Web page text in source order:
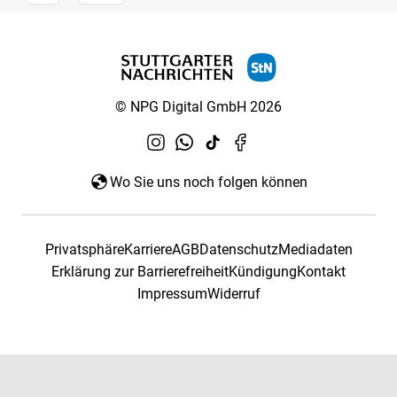
© NPG Digital GmbH 2026
Wo Sie uns noch folgen können
PrivatsphäreKarriereAGBDatenschutzMediadaten
Erklärung zur BarrierefreiheitKündigungKontakt
ImpressumWiderruf